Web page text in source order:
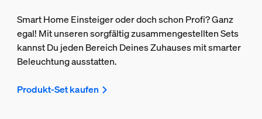
Smart Home Einsteiger oder doch schon Profi? Ganz
egal! Mit unseren sorgfältig zusammengestellten Sets
kannst Du jeden Bereich Deines Zuhauses mit smarter
Beleuchtung ausstatten.
Produkt-Set kaufen